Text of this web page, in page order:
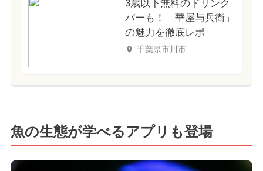
3歳以下無料のドリンク
バーも！「華屋与兵衛」
の魅力を徹底レポ
千葉県市川市
魚の生態が学べるアプリも登場